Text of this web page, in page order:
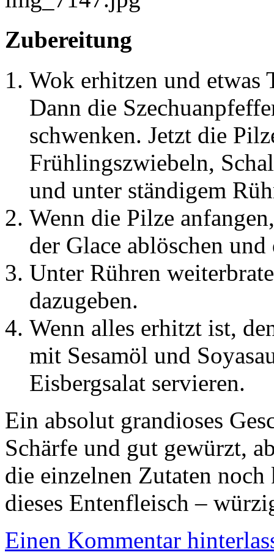
Zubereitung
Wok erhitzen und etwas
Dann die
schwenken. Jetzt die
Frühlingszwiebeln,
und unter ständigem
Wenn die Pilze
der Glace ablöschen
Unter Rühren
dazugeben.
Wenn alles erhitzt ist,
mit Sesamöl und
Eisbergsalat servieren.
Ein absolut grandioses
Schärfe und gut gewürzt,
die einzelnen Zutaten
dieses Entenfleisch –
Einen Kommentar